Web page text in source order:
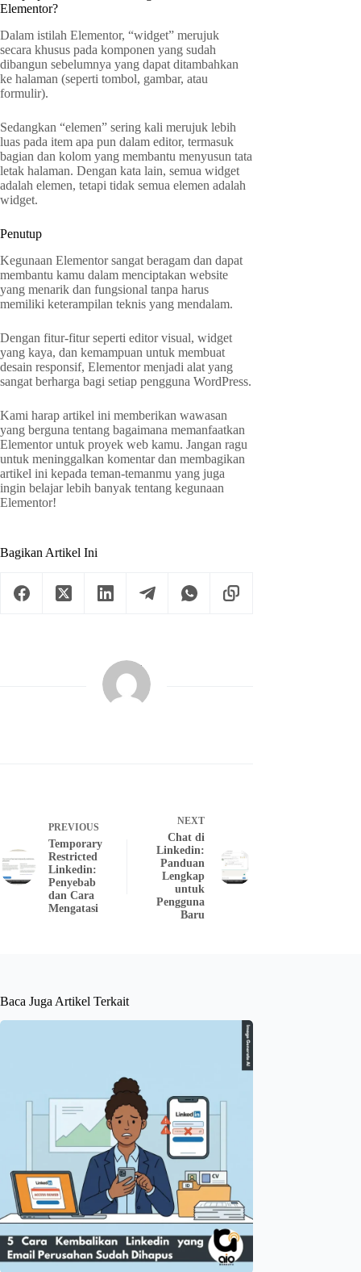
Elementor?
Dalam istilah Elementor, “widget” merujuk
secara khusus pada komponen yang sudah
dibangun sebelumnya yang dapat ditambahkan
ke halaman (seperti tombol, gambar, atau
formulir).
Sedangkan “elemen” sering kali merujuk lebih
luas pada item apa pun dalam editor, termasuk
bagian dan kolom yang membantu menyusun tata
letak halaman. Dengan kata lain, semua widget
adalah elemen, tetapi tidak semua elemen adalah
widget.
Penutup
Kegunaan Elementor sangat beragam dan dapat
membantu kamu dalam menciptakan website
yang menarik dan fungsional tanpa harus
memiliki keterampilan teknis yang mendalam.
Dengan fitur-fitur seperti editor visual, widget
yang kaya, dan kemampuan untuk membuat
desain responsif, Elementor menjadi alat yang
sangat berharga bagi setiap pengguna WordPress.
Kami harap artikel ini memberikan wawasan
yang berguna tentang bagaimana memanfaatkan
Elementor untuk proyek web kamu. Jangan ragu
untuk meninggalkan komentar dan membagikan
artikel ini kepada teman-temanmu yang juga
ingin belajar lebih banyak tentang kegunaan
Elementor!
Bagikan Artikel Ini
PREVIOUS
Temporary
Restricted
Linkedin:
Penyebab
dan Cara
Mengatasi
NEXT
Chat di
Linkedin:
Panduan
Lengkap
untuk
Pengguna
Baru
Baca Juga Artikel Terkait